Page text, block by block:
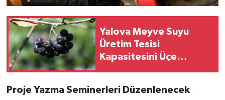
Yalova Meyve Suyu
Üretim Tesisi
Kapasitesini Üçe
Proje Yazma Seminerleri Düzenlenecek